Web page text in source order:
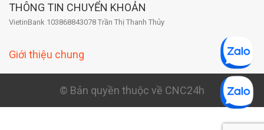
THÔNG TIN CHUYỂN KHOẢN
VietinBank 103868843078 Trần Thị Thanh Thủy
Giới thiệu chung
© Bản quyền thuộc về CNC24h